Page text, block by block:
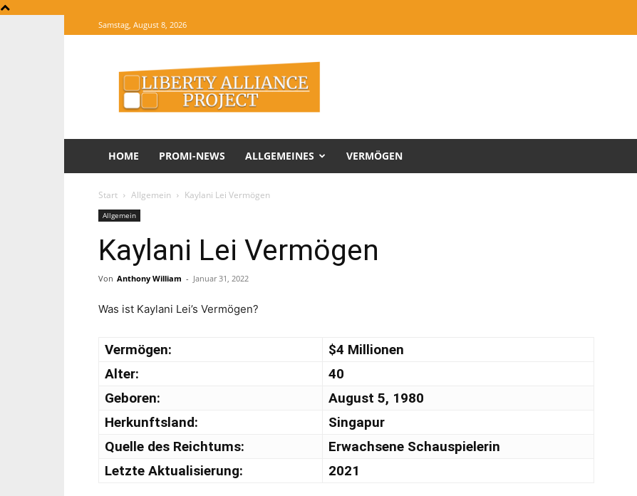
Samstag, August 8, 2026
Website
of
Informations
HOME PROMI-NEWS ALLGEMEINES VERMÖGEN
Start Allgemein Kaylani Lei Vermögen
Allgemein
Kaylani Lei Vermögen
Von Anthony William - Januar 31, 2022
Was ist Kaylani Lei’s Vermögen?
Vermögen:
$4 Millionen
Alter:
40
Geboren:
August 5, 1980
Herkunftsland:
Singapur
Quelle des Reichtums:
Erwachsene Schauspielerin
Letzte Aktualisierung:
2021